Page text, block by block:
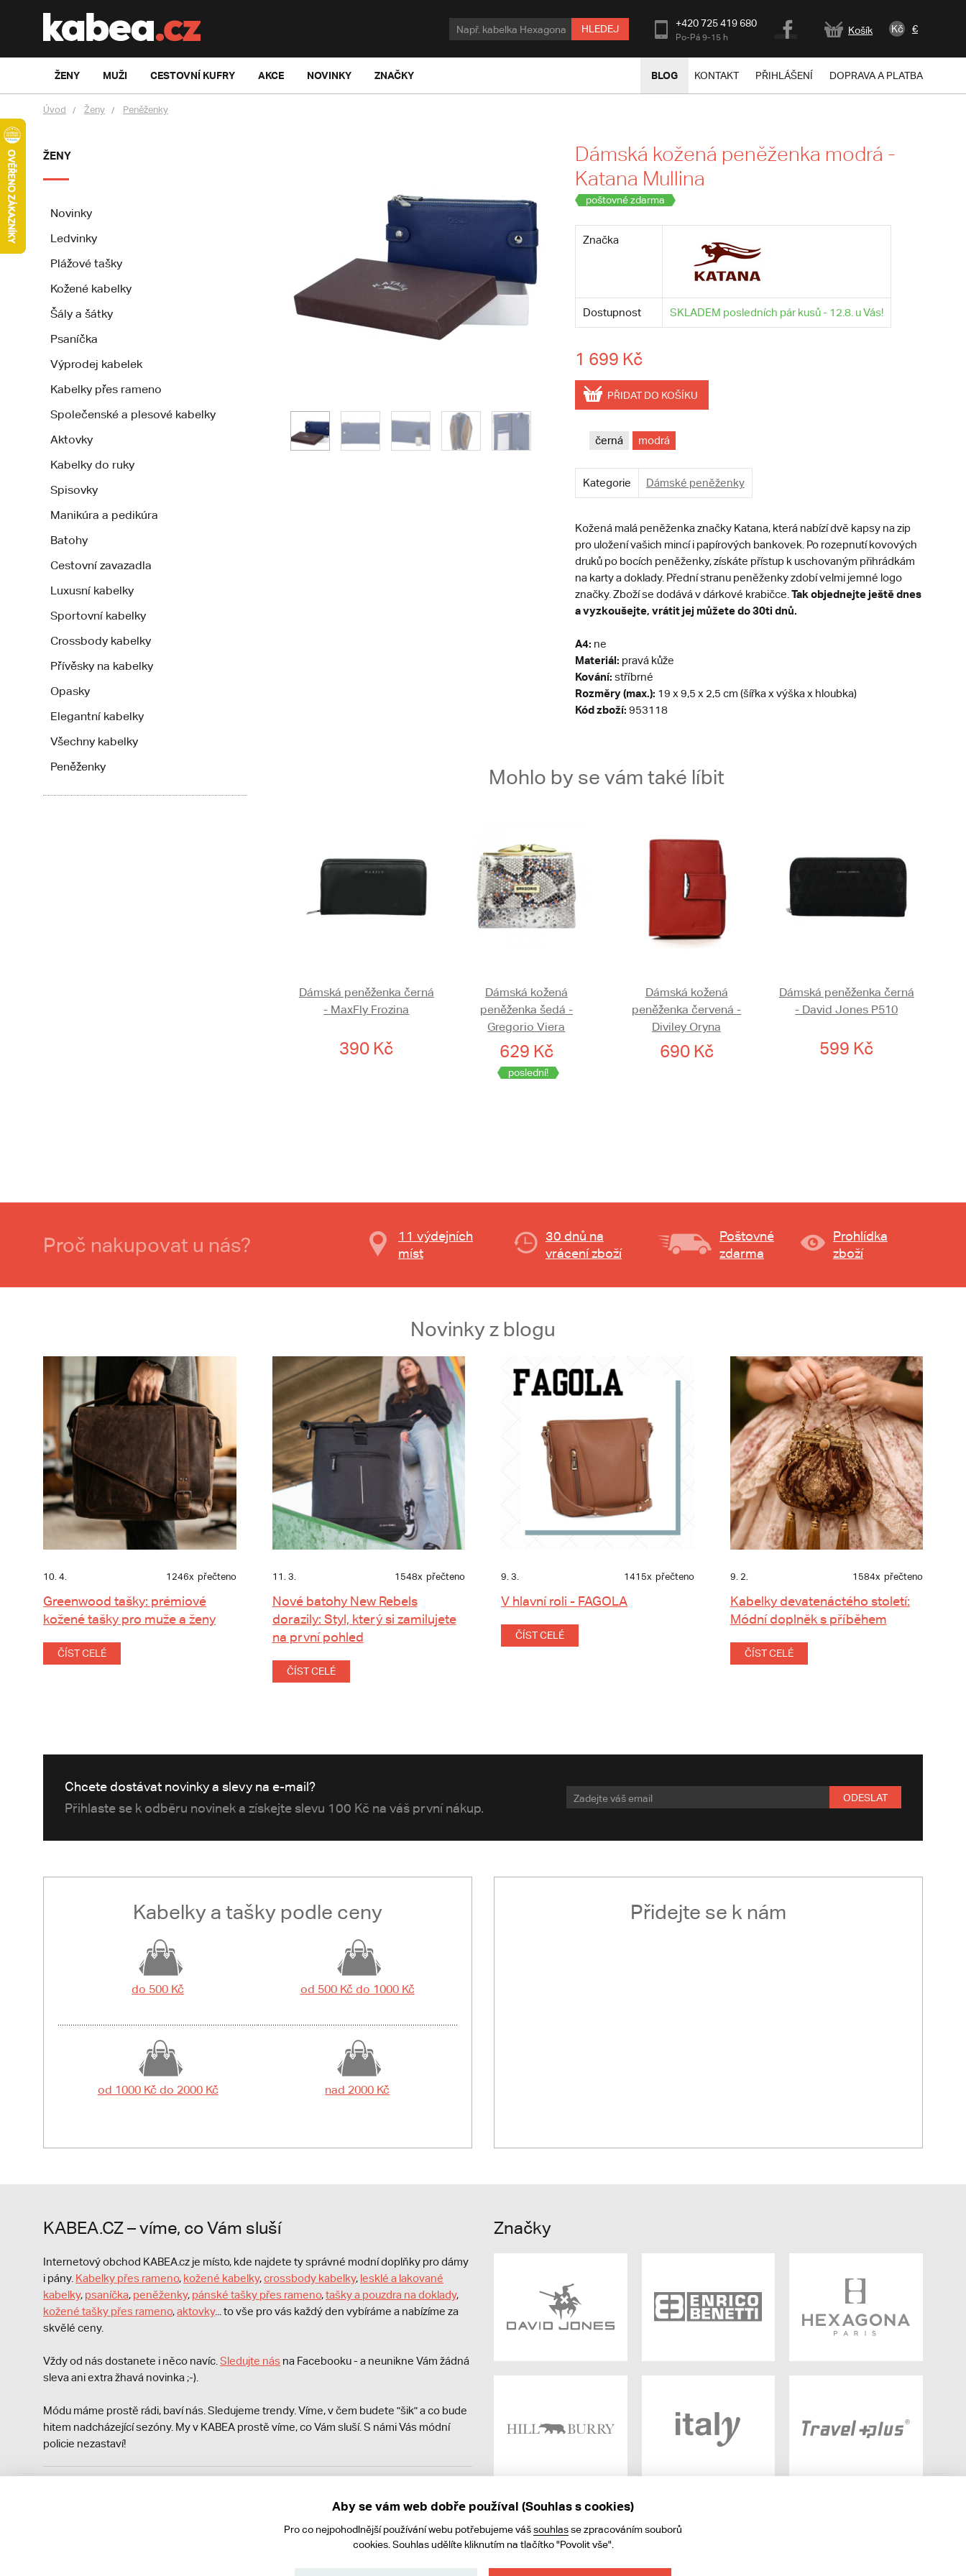
HLEDEJ +420 725 419 680
Po-Pá 9-15 h
Košík Kč €
ŽENY MUŽI CESTOVNÍ KUFRY AKCE NOVINKY ZNAČKY BLOG KONTAKT PŘIHLÁŠENÍ DOPRAVA A PLATBA
Úvod Ženy Peněženky
ŽENY
Novinky
Ledvinky
Plážové tašky
Kožené kabelky
Šály a šátky
Psaníčka
Výprodej kabelek
Kabelky přes rameno
Společenské a plesové kabelky
Aktovky
Kabelky do ruky
Spisovky
Manikúra a pedikúra
Batohy
Cestovní zavazadla
Luxusní kabelky
Sportovní kabelky
Crossbody kabelky
Přívěsky na kabelky
Opasky
Elegantní kabelky
Všechny kabelky
Peněženky
Dámská kožená peněženka modrá -
Katana Mullina
poštovné zdarma
Značka
Dostupnost SKLADEM posledních pár kusů - 12.8. u Vás!
1 699 Kč
PŘIDAT DO KOŠÍKU
černá modrá
Kategorie Dámské peněženky
Kožená malá peněženka značky Katana, která nabízí dvě kapsy na zip
pro uložení vašich mincí i papírových bankovek. Po rozepnutí kovových
druků po bocích peněženky, získáte přístup k uschovaným přihrádkám
na karty a doklady. Přední stranu peněženky zdobí velmi jemné logo
značky. Zboží se dodává v dárkové krabičce. Tak objednejte ještě dnes
a vyzkoušejte, vrátit jej můžete do 30ti dnů.
A4: ne
Materiál: pravá kůže
Kování: stříbrné
Rozměry (max.): 19 x 9,5 x 2,5 cm (šířka x výška x hloubka)
Kód zboží: 953118
Mohlo by se vám také líbit
Dámská peněženka černá
- MaxFly Frozina
390 Kč
Dámská kožená
peněženka šedá -
Gregorio Viera
629 Kč
poslední!
Dámská kožená
peněženka červená -
Diviley Oryna
690 Kč
Dámská peněženka černá
- David Jones P510
599 Kč
Proč nakupovat u nás?
11 výdejních
míst
30 dnů na
vrácení zboží
Poštovné
zdarma
Prohlídka
zboží
Novinky z blogu
10. 4. 1246x přečteno
Greenwood tašky: prémiové
kožené tašky pro muže a ženy
ČÍST CELÉ
11. 3. 1548x přečteno
Nové batohy New Rebels
dorazily: Styl, který si zamilujete
na první pohled
ČÍST CELÉ
9. 3. 1415x přečteno
V hlavní roli - FAGOLA
ČÍST CELÉ
9. 2. 1584x přečteno
Kabelky devatenáctého století:
Módní doplněk s příběhem
ČÍST CELÉ
Chcete dostávat novinky a slevy na e-mail?
Přihlaste se k odběru novinek a získejte slevu 100 Kč na váš první nákup.
ODESLAT
Kabelky a tašky podle ceny
do 500 Kč od 500 Kč do 1000 Kč
od 1000 Kč do 2000 Kč nad 2000 Kč
Přidejte se k nám
KABEA.CZ – víme, co Vám sluší
Internetový obchod KABEA.cz je místo, kde najdete ty správné modní doplňky pro dámy
i pány. Kabelky přes rameno, kožené kabelky,crossbody kabelky, lesklé a lakované
kabelky, psaníčka, peněženky, pánské tašky přes rameno,tašky a pouzdra na doklady,
kožené tašky přes rameno,aktovky... to vše pro vás každý den vybíráme a nabízíme za
skvělé ceny.
Vždy od nás dostanete i něco navíc. Sledujte nás na Facebooku - a neunikne Vám žádná
sleva ani extra žhavá novinka ;-).
Módu máme prostě rádi, baví nás. Sledujeme trendy. Víme, v čem budete "šik" a co bude
hitem nadcházející sezóny. My v KABEA prostě víme, co Vám sluší. S námi Vás módní
policie nezastaví!
Zároveň je povinen zaevidovat přijatou tržbu u správce daně online; v případě
Značky
Aby se vám web dobře používal (Souhlas s cookies)
Pro co nejpohodlnější používání webu potřebujeme vášsouhlasse zpracováním souborů
cookies. Souhlas udělíte kliknutím na tlačítko "Povolit vše".